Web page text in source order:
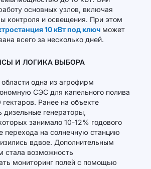
основных узлов, включая
контроля и освещения. При этом
10 кВт под ключ может
всего за несколько дней.
И ЛОГИКА ВЫБОРА
одна из агрофирм
СЭС для капельного полива
гектаров. Ранее на объекте
дизельные генераторы,
занимало 10-12% годового
перехода на солнечную станцию
вдвое. Дополнительным
стала возможность
мониторинг полей с помощью